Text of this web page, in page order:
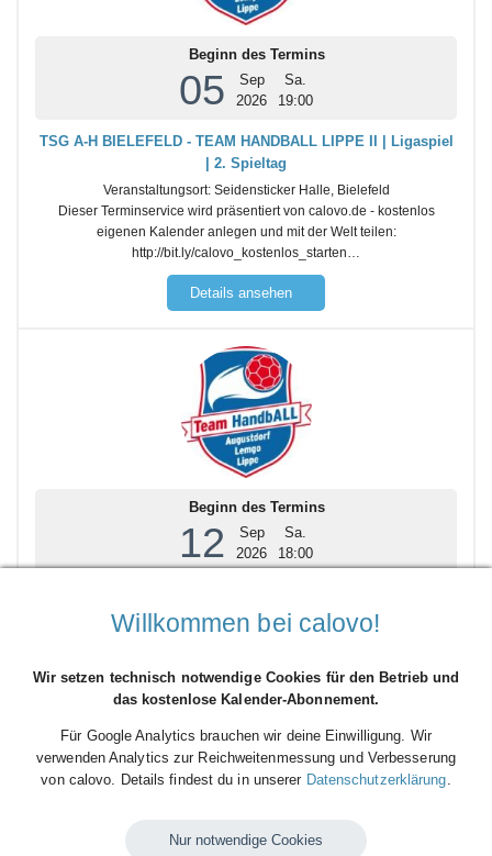
Beginn des Termins
05
Sep
2026
Sa.
19:00
TSG A-H BIELEFELD - TEAM HANDBALL LIPPE II | Ligaspiel
| 2. Spieltag
Veranstaltungsort: Seidensticker Halle, Bielefeld
Dieser Terminservice wird präsentiert von calovo.de - kostenlos
eigenen Kalender anlegen und mit der Welt teilen:
http://bit.ly/calovo_kostenlos_starten…
Details ansehen
Beginn des Termins
12
Sep
2026
Sa.
18:00
Spieltag
eigenen Kalender anlegen und mit der Welt teilen:
http://bit.ly/calovo_kostenlos_starten…
Details ansehen
Willkommen bei calovo!
Wir setzen technisch notwendige Cookies für den Betrieb und
das kostenlose Kalender-Abonnement.
Für Google Analytics brauchen wir deine Einwilligung. Wir
verwenden Analytics zur Reichweitenmessung und Verbesserung
von calovo. Details findest du in unserer Datenschutzerklärung.
Nur notwendige Cookies